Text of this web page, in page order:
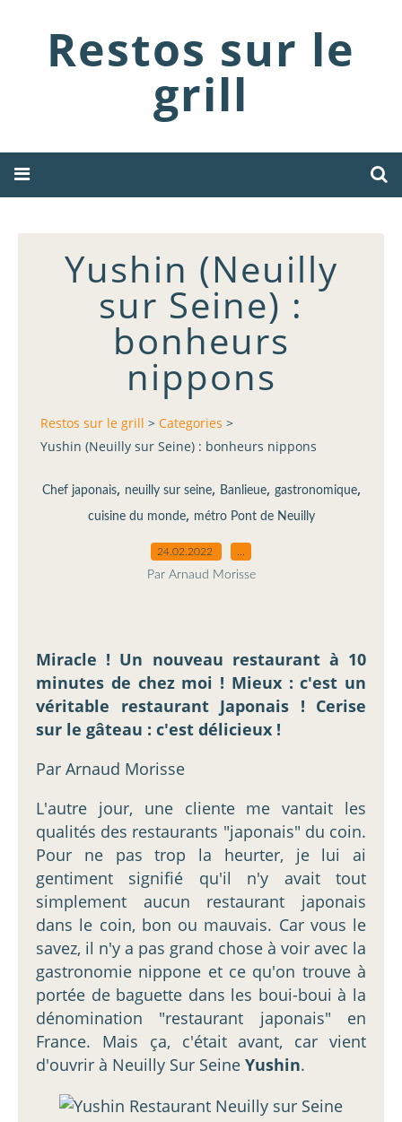
Restos sur le
grill
Yushin (Neuilly
sur Seine) :
bonheurs
nippons
Restos sur le grill > Categories >
Yushin (Neuilly sur Seine) : bonheurs nippons
Chef japonais, neuilly sur seine, Banlieue, gastronomique,
cuisine du monde, métro Pont de Neuilly
24.02.2022
Par Arnaud Morisse
Miracle ! Un nouveau restaurant à 10
minutes de chez moi ! Mieux : c'est un
véritable restaurant Japonais ! Cerise
sur le gâteau : c'est délicieux !
Par Arnaud Morisse
L'autre jour, une cliente me vantait les
qualités des restaurants "japonais" du coin.
Pour ne pas trop la heurter, je lui ai
gentiment signifié qu'il n'y avait tout
simplement aucun restaurant japonais
dans le coin, bon ou mauvais. Car vous le
savez, il n'y a pas grand chose à voir avec la
gastronomie nippone et ce qu'on trouve à
portée de baguette dans les boui-boui à la
dénomination "restaurant japonais" en
France. Mais ça, c'était avant, car vient
d'ouvrir à Neuilly Sur Seine Yushin.